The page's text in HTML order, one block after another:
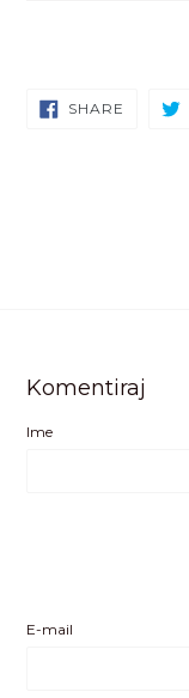
SHARE SHARE
Komentiraj
Ime
E-mail